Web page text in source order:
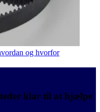
og hvorfor
klar til at hjælpe